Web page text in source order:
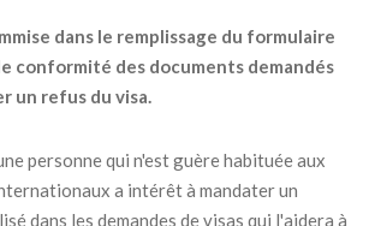
dans le remplissage du formulaire
conformité des documents demandés
un refus du visa.
personne qui n'est guère habituée aux
a intérêt à mandater un
dans les demandes de visas qui l'aidera à